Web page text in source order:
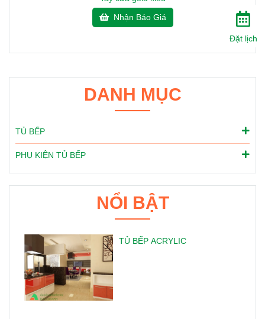
Nhận Báo Giá
DANH MỤC
TỦ BẾP
PHỤ KIỆN TỦ BẾP
NỔI BẬT
TỦ BẾP ACRYLIC
Đặt lịch